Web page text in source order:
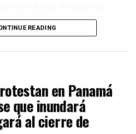
21.7 %, y muy distante del
miembros de la OCDE, que fue
un deterioro en la
del país durante las últimas dos
la carga tributaria cayó de
una reducción de 3.7 puntos
que el promedio de América
de 16.8 % a 21.7 % en el
READING
en Panamá
que inundará
al cierre de